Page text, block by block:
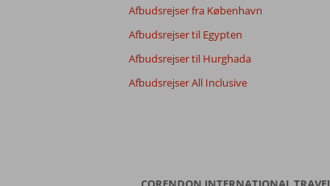
Afbudsrejser fra København
Afbudsrejser til Egypten
Afbudsrejser til Hurghada
Afbudsrejser All Inclusive